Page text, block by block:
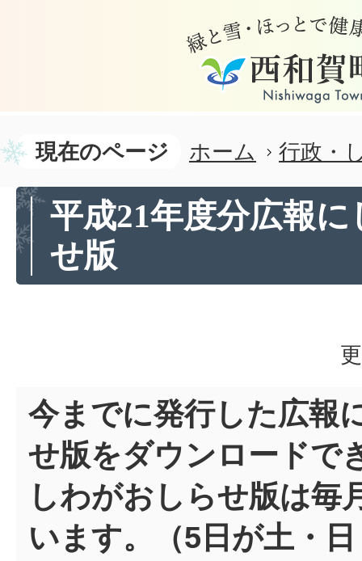
現在のページ ホーム 行政・
平成21年度分広報
せ版
今までに発行した広報
せ版をダウンロードで
しわがおしらせ版は毎
います。（5日が土・